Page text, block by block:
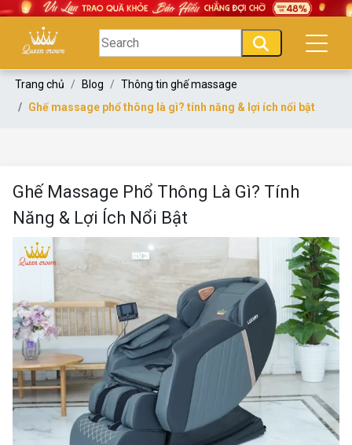
Trang chủ Blog
Thông tin ghế massage
Ghế massage phổ thông là gì? tính năng & lợi ích nổi bật
Ghế Massage Phổ Thông Là Gì? Tính
Năng & Lợi Ích Nổi Bật